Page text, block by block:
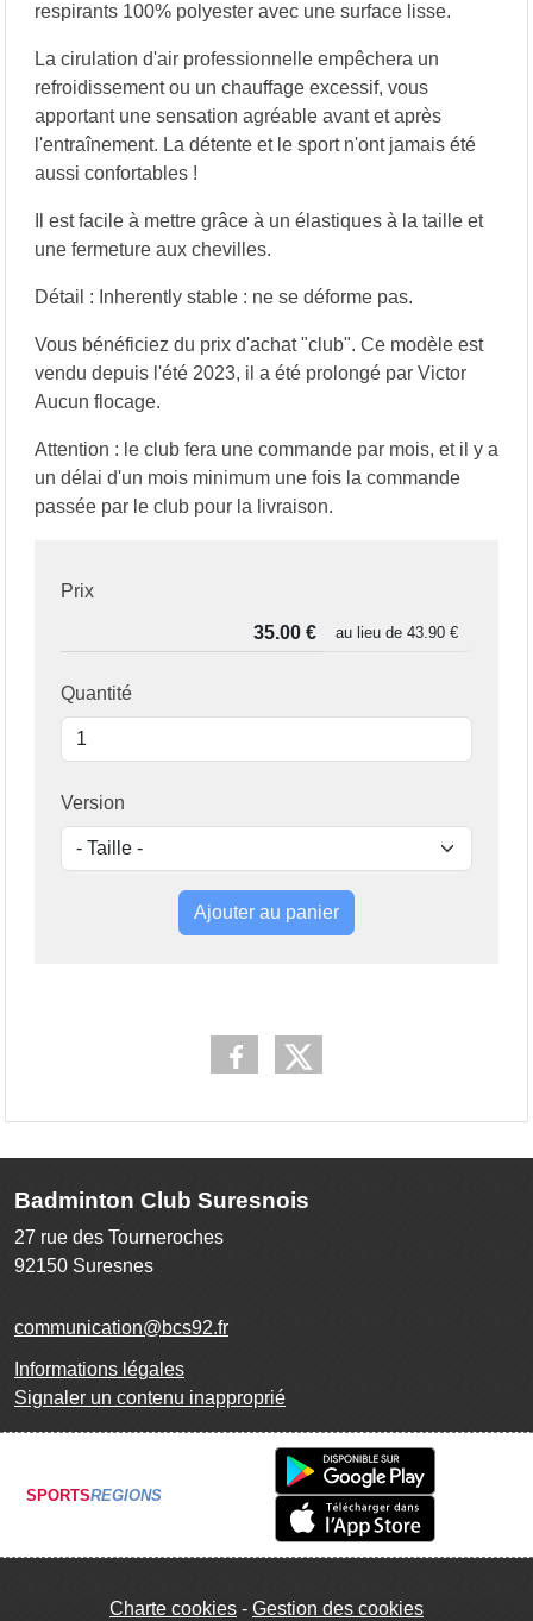
respirants 100% polyester avec une surface lisse.
La cirulation d'air professionnelle empêchera un
refroidissement ou un chauffage excessif, vous
apportant une sensation agréable avant et après
l'entraînement. La détente et le sport n'ont jamais été
aussi confortables !
Il est facile à mettre grâce à un élastiques à la taille et
une fermeture aux chevilles.
Détail : Inherently stable : ne se déforme pas.
Vous bénéficiez du prix d'achat "club". Ce modèle est
vendu depuis l'été 2023, il a été prolongé par Victor
Aucun flocage.
Attention : le club fera une commande par mois, et il y a
un délai d'un mois minimum une fois la commande
passée par le club pour la livraison.
Prix
au lieu de 43.90 €
Quantité
Version
Ajouter au panier
Badminton Club Suresnois
27 rue des Tourneroches
92150 Suresnes
communication@bcs92.fr
Informations légales
Signaler un contenu inapproprié
SPORTSREGIONS
Charte cookies Gestion des cookies